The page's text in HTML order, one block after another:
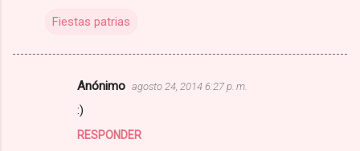
Fiestas patrias
Anónimo agosto 24, 2014 6:27 p. m.
:)
RESPONDER